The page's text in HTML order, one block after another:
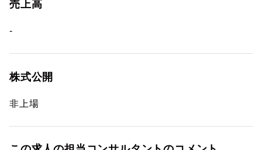
売上高
-
株式公開
非上場